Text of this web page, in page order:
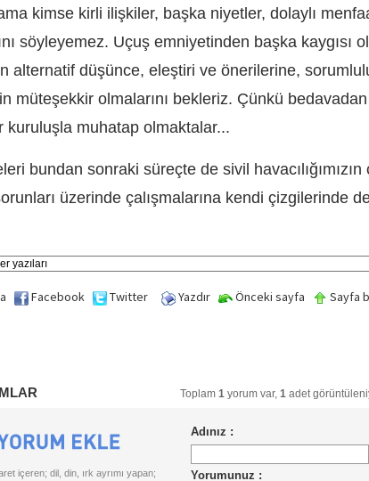
kimse kirli ilişkiler, başka niyetler, dolaylı
söyleyemez. Uçuş emniyetinden başka kaygısı
alternatif düşünce, eleştiri ve önerilerine,
müteşekkir olmalarını bekleriz. Çünkü bedavadan
kuruluşla muhatap olmaktalar...
bundan sonraki süreçte de sivil
üzerinde çalışmalarına kendi çizgilerinde
Facebook Twitter Yazdır Önceki sayfa Sayfa
Toplam 1 yorum var, 1 adet
içeren; dil, din, ırk ayrımı yapan;